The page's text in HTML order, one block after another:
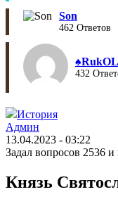
Son
462 Ответов
432
История
Админ
13.04.2023 - 03:22
Задал вопросов 2536 и
Князь